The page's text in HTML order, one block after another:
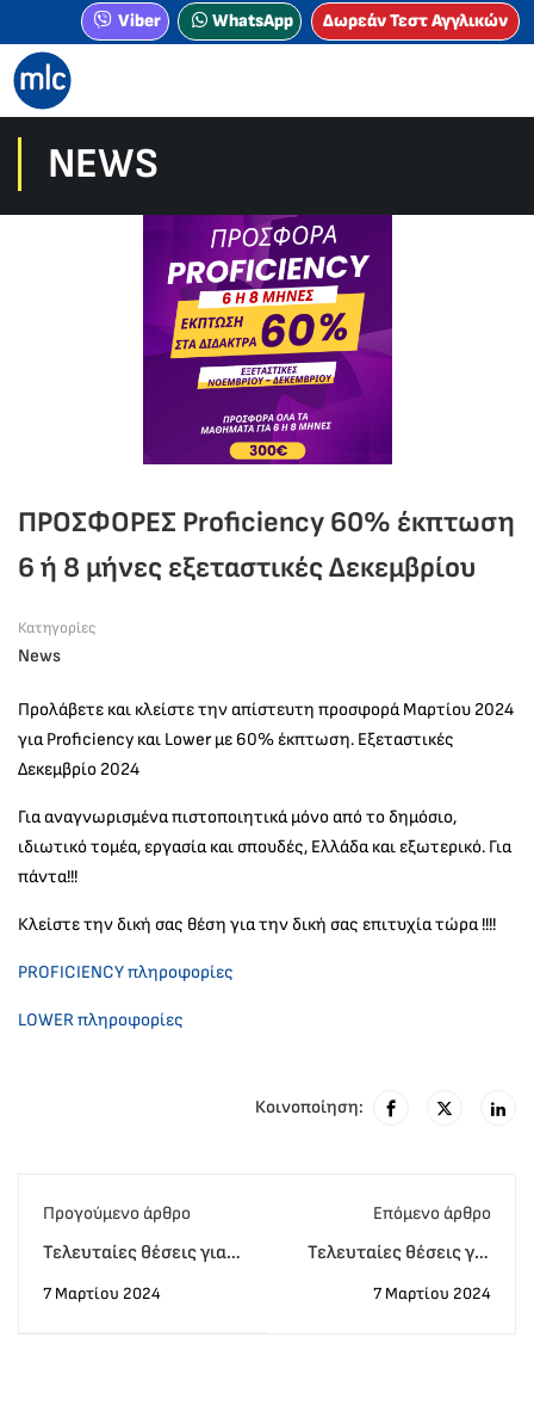
Viber WhatsApp Δωρεάν Τεστ Αγγλικών
NEWS
ΠΡΟΣΦΟΡΕΣ Proficiency 60% έκπτωση
6 ή 8 μήνες εξεταστικές Δεκεμβρίου
Κατηγορίες
News
Προλάβετε και κλείστε την απίστευτη προσφορά Μαρτίου 2024
για Proficiency και Lower με 60% έκπτωση. Εξεταστικές
Δεκεμβρίο 2024
Για αναγνωρισμένα πιστοποιητικά μόνο από το δημόσιο,
ιδιωτικό τομέα, εργασία και σπουδές, Ελλάδα και εξωτερικό. Για
πάντα!!!
Κλείστε την δική σας θέση για την δική σας επιτυχία τώρα !!!!
PROFICIENCY πληροφορίες
LOWER πληροφορίες
Κοινοποίηση:
Προγούμενο άρθρο
Τελευταίες θέσεις για
Ιουνίου 2024
7 Μαρτίου 2024
Eπόμενο άρθρο
Τελευταίες θέσεις για
πολλαπλή επιλογή
7 Μαρτίου 2024